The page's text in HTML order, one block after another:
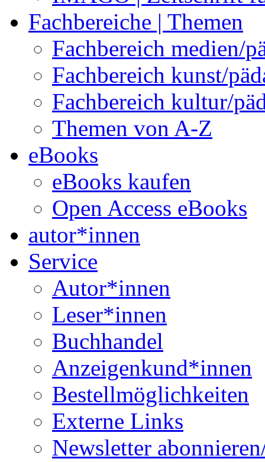
Fachbereiche | Themen
Fachbereich medien/
Fachbereich kunst/
Fachbereich kultur/
Themen von A-Z
eBooks
eBooks kaufen
Open Access eBooks
autor*innen
Service
Autor*innen
Leser*innen
Buchhandel
Anzeigenkund*innen
Bestellmöglichkeiten
Externe Links
Newsletter